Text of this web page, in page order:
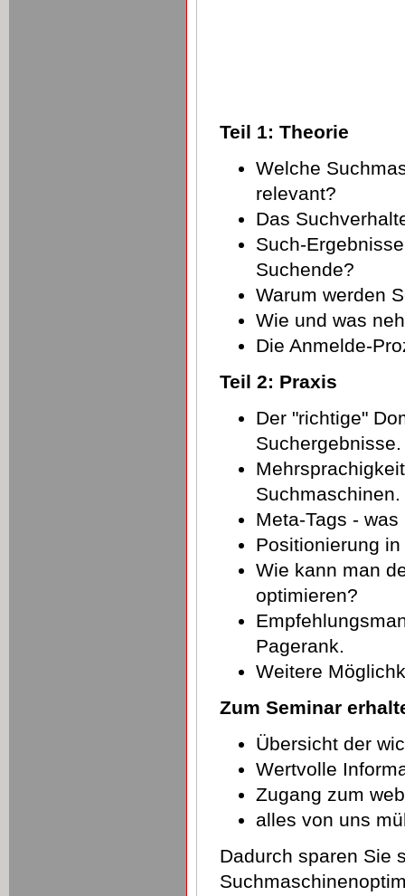
Teil 1: Theorie
Welche
relevant?
Das
Such-
Suchende?
Warum werden
Wie und was
Die Anmelde-
Teil 2: Praxis
Der "richtige"
Suchergebnisse.
Suchmaschinen.
Meta-Tags -
Positionierung
Wie kann man
optimieren?
Pagerank.
Weitere
Zum Seminar
Übersicht der
Wertvolle
Zugang zum
alles von uns
Dadurch sparen Sie